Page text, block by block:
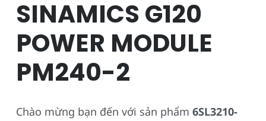
SINAMICS G120
POWER MODULE
PM240-2
Chào mừng bạn đến với sản phẩm 6SL3210-